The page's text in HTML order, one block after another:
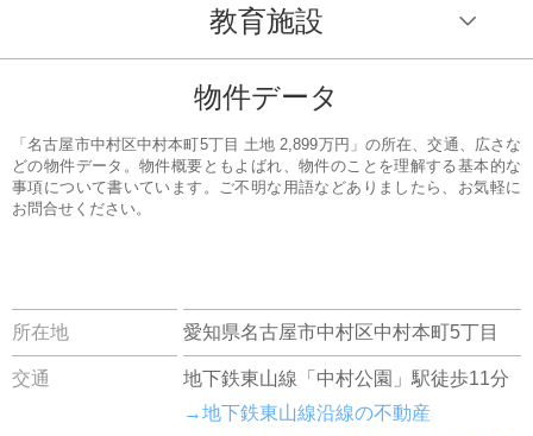
教育施設
物件データ
「名古屋市中村区中村本町5丁目 土地 2,899万円」の所在、交通、広さな
どの物件データ。物件概要ともよばれ、物件のことを理解する基本的な
事項について書いています。ご不明な用語などありましたら、お気軽に
お問合せください。
所在地 愛知県名古屋市中村区中村本町5丁目
交通
地下鉄東山線「中村公園」駅徒歩11分
→地下鉄東山線沿線の不動産